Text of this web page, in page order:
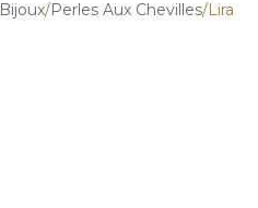
Bijoux/Perles Aux Chevilles/Lira